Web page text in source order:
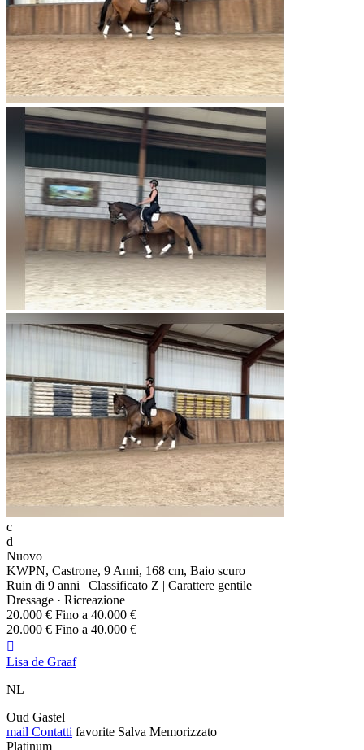
c
d
Nuovo
KWPN, Castrone, 9 Anni, 168 cm, Baio scuro
Ruin di 9 anni | Classificato Z | Carattere gentile
Dressage · Ricreazione
20.000 € Fino a 40.000 €
20.000 € Fino a 40.000 €

Lisa de Graaf
NL
Oud Gastel
mail Contatti favorite Salva Memorizzato
Platinum